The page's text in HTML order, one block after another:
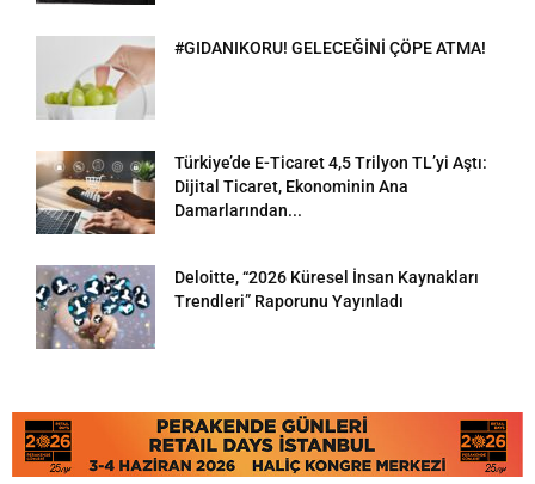
#GIDANIKORU! GELECEĞİNİ ÇÖPE ATMA!
Türkiye’de E-Ticaret 4,5 Trilyon TL’yi Aştı:
Dijital Ticaret, Ekonominin Ana
Damarlarından...
Deloitte, “2026 Küresel İnsan Kaynakları
Trendleri” Raporunu Yayınladı